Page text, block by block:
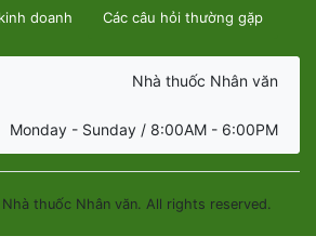
doanh Các câu hỏi thường gặp
Nhà thuốc Nhân văn
Monday - Sunday / 8:00AM - 6:00PM
thuốc Nhân văn. All rights reserved.